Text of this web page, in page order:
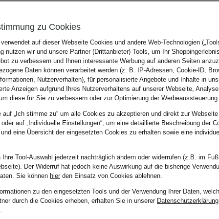
Regular Fit
BALDESSARINI
Anzugsakko SERANO Slim Fit
ab CHF 409
ab
zu Cookies
auf dieser Webseite Cookies und andere Web-Technologien
nutzen wir und unsere Partner (Drittanbieter) Tools, um Ihr
zu verbessern und Ihnen interessante Werbung auf anderen Seiten
Daten können verarbeitet werden (z. B. IP-Adressen, Cookie-ID,
Nutzerverhalten), für personalisierte Angebote und Inhalte in
Anzeigen aufgrund Ihres Nutzerverhaltens auf unserer Webseite,
diese für Sie zu verbessern oder zur Optimierung der Werbeaussteuerung.
auf „Ich stimme zu“ um alle Cookies zu akzeptieren und direkt zur
auf „Individuelle Einstellungen“, um eine detaillierte Beschreibung der
und eine Übersicht der eingesetzten Cookies zu erhalten sowie eine
Ihre Tool-Auswahl jederzeit nachträglich ändern oder widerrufen (z.B. im
Der Widerruf hat jedoch keine Auswirkung auf die bisherige
Sie können hierden Einsatz von Cookies ablehnen.
zu den eingesetzten Tools und der Verwendung Ihrer Daten,
durch die Cookies erheben, erhalten Sie in unserer Datenschutzerklärung
.